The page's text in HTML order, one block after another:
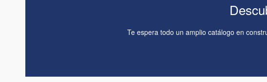
Te espera todo un amplio catálogo en